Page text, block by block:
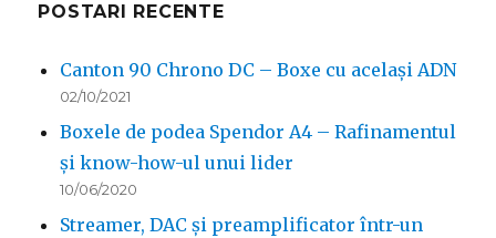
POSTARI RECENTE
Canton 90 Chrono DC – Boxe cu același ADN
02/10/2021
Boxele de podea Spendor A4 – Rafinamentul
și know-how-ul unui lider
10/06/2020
Streamer, DAC și preamplificator într-un